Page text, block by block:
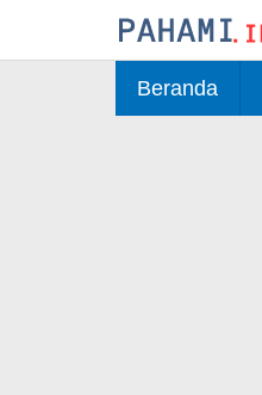
Beranda